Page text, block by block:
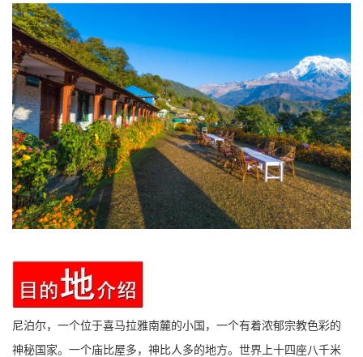
尼泊尔，一个位于喜马拉雅南麓的小国，一个有着浓郁宗教色彩的
神秘国家。一个庙比屋多，神比人多的地方。世界上十四座八千米